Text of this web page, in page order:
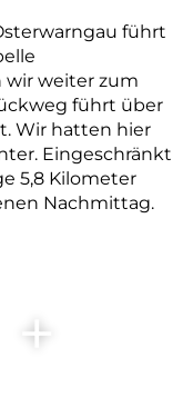
führt
wir weiter zum
führt über
Wir hatten hier
Eingeschränkt
5,8 Kilometer
Nachmittag.